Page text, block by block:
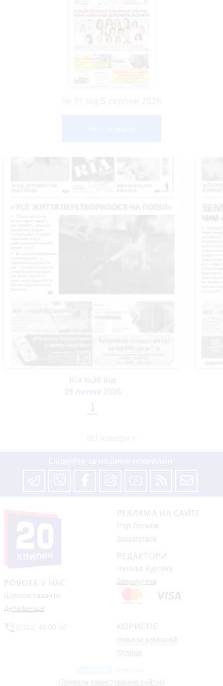
РОБОТА У НАС
Шукаєм таланти
Детальніше
РЕКЛАМА НА САЙТІ
Ігор Леськів
Звернутися
РЕДАКТОРИ
Наталія Бурлаку
Звернутися
КОРИСНЕ
Новини компаній
Огляди
Правила користування сайтом